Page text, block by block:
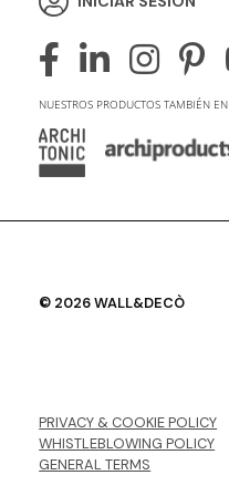
NUESTROS PRODUCTOS TAMBIÉN EN
© 2026 WALL&DECÒ
PRIVACY & COOKIE POLICY
WHISTLEBLOWING POLICY
GENERAL TERMS